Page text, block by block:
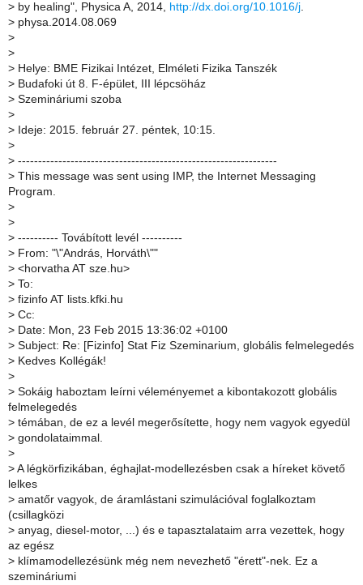
> by healing", Physica A, 2014, http://dx.doi.org/10.1016/j.
> physa.2014.08.069
>
>
> Helye: BME Fizikai Intézet, Elméleti Fizika Tanszék
> Budafoki út 8. F-épület, III lépcsöház
> Szemináriumi szoba
>
> Ideje: 2015. február 27. péntek, 10:15.
>
> ----------------------------------------------------------------
> This message was sent using IMP, the Internet Messaging
Program.
>
>
> ---------- Továbított levél ----------
> From: "\"András, Horváth\""
> <horvatha AT sze.hu>
> To:
> fizinfo AT lists.kfki.hu
> Cc:
> Date: Mon, 23 Feb 2015 13:36:02 +0100
> Subject: Re: [Fizinfo] Stat Fiz Szeminarium, globális felmelegedés
> Kedves Kollégák!
>
> Sokáig haboztam leírni véleményemet a kibontakozott globális
felmelegedés
> témában, de ez a levél megerősítette, hogy nem vagyok egyedül
> gondolataimmal.
>
> A légkörfizikában, éghajlat-modellezésben csak a híreket követő
lelkes
> amatőr vagyok, de áramlástani szimulációval foglalkoztam
(csillagközi
> anyag, diesel-motor, ...) és e tapasztalataim arra vezettek, hogy
az egész
> klímamodellezésünk még nem nevezhető "érett"-nek. Ez a
szemináriumi